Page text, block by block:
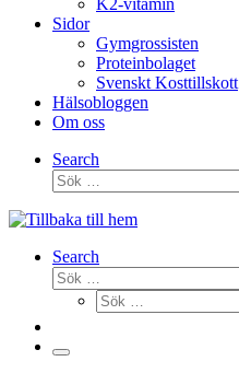
K2-vitamin
Sidor
Gymgrossisten
Proteinbolaget
Svenskt Kosttillskott
Hälsobloggen
Om oss
Search
Sök
Search
Sök
Sök
Meny